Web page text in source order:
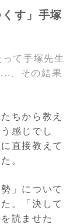
す」手塚
て手塚先生
、その結果
ちから教え
感じでし
直接教えて
。
」について
。「決して
読ませた